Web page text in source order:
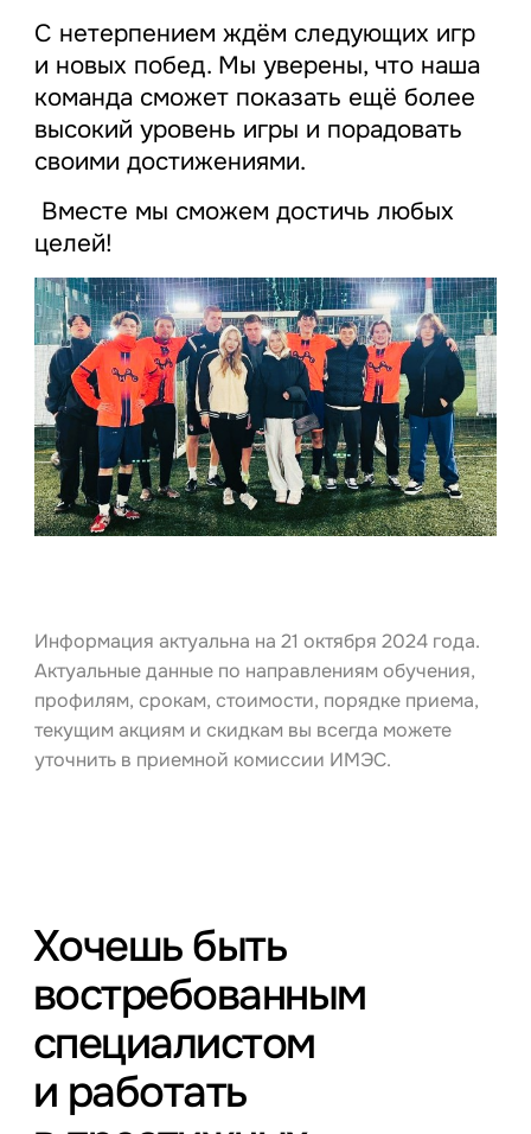
С нетерпением ждём следующих игр
и новых побед. Мы уверены, что наша
команда сможет показать ещё более
высокий уровень игры и порадовать
своими достижениями.
Вместе мы сможем достичь любых
целей!
Информация актуальна на 21 октября 2024 года.
Актуальные данные по направлениям обучения,
профилям, срокам, стоимости, порядке приема,
текущим акциям и скидкам вы всегда можете
уточнить в приемной комиссии ИМЭС.
Хочешь быть
востребованным
специалистом
и работать